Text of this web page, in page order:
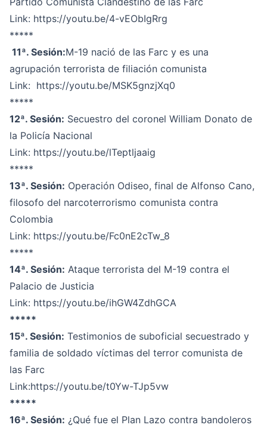
Link: https://youtu.be/4-vEObIgRrg
*****
11ª. Sesión:M-19 nació de las Farc y es una
agrupación terrorista de filiación comunista
Link: https://youtu.be/MSK5gnzjXq0
*****
12ª. Sesión: Secuestro del coronel William Donato de
la Policía Nacional
Link: https://youtu.be/lTeptljaaig
*****
13ª. Sesión: Operación Odiseo, final de Alfonso Cano,
filosofo del narcoterrorismo comunista contra
Colombia
Link: https://youtu.be/Fc0nE2cTw_8
*****
14ª. Sesión: Ataque terrorista del M-19 contra el
Palacio de Justicia
Link: https://youtu.be/ihGW4ZdhGCA
*****
15ª. Sesión: Testimonios de suboficial secuestrado y
familia de soldado víctimas del terror comunista de
las Farc
Link:https://youtu.be/t0Yw-TJp5vw
*****
16ª. Sesión: ¿Qué fue el Plan Lazo contra bandoleros